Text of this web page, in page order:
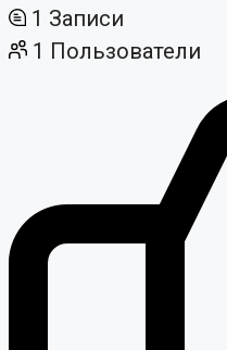
1 Записи
1 Пользователи